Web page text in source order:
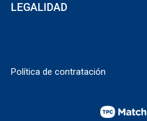
LEGALIDAD
Política de contratación